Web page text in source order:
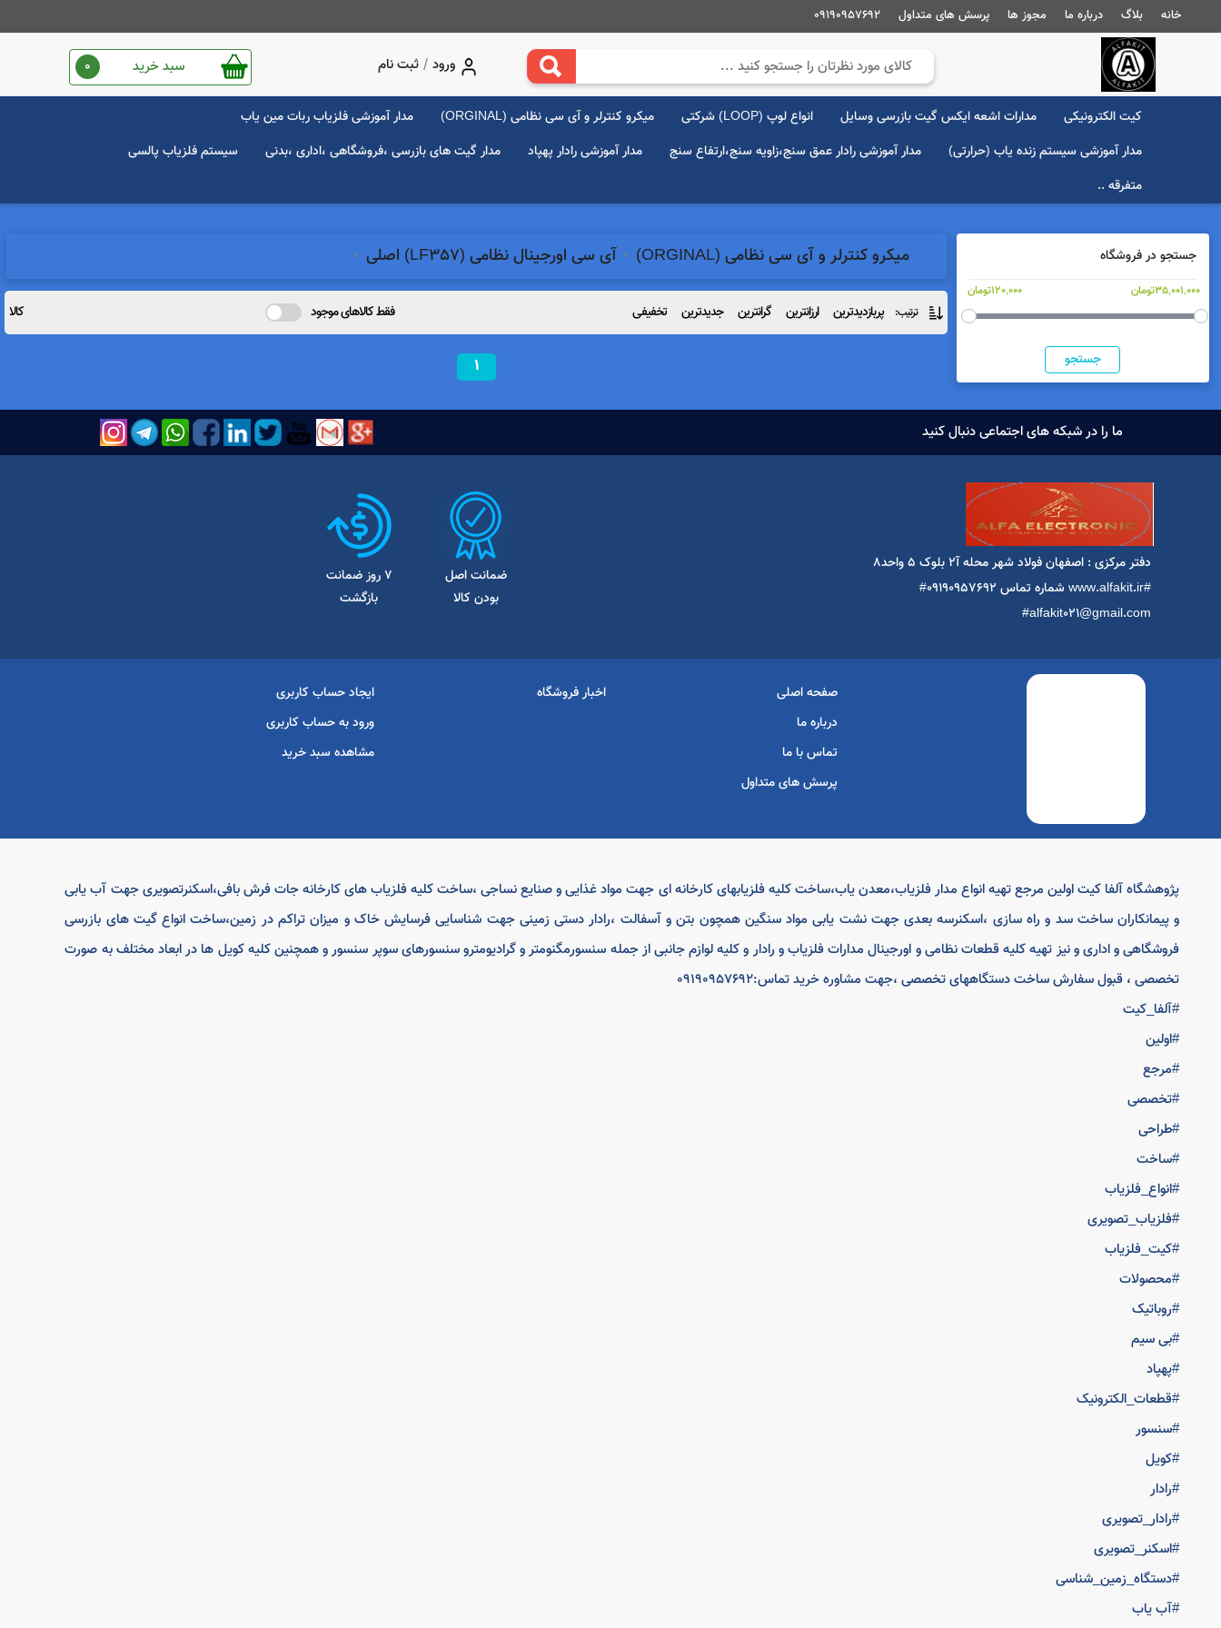
خانه بلاگ درباره ما مجوز ها پرسش های متداول 09190957692
سبد خرید 0 ورود / ثبت نام
کیت الکترونیکی مدارات اشعه ایکس گیت بازرسی وسایل انواع لوپ (LOOP) شرکتی میکرو کنترلر و آی سی نظامی (ORGINAL)
مدار آموزشی فلزیاب ربات مین یاب
مدار آموزشی سیستم زنده یاب (حرارتی)
مدار آموزشی رادار عمق سنج،زاویه سنج،ارتفاع سنج مدار آموزشی رادار پهپاد مدار گیت های بازرسی ،فروشگاهی ،اداری ،بدنی
سیستم فلزیاب پالسی
متفرقه ..
جستجو در فروشگاه
35,001,000تومان 120,000تومان
جستجو
میکرو کنترلر و آی سی نظامی (ORGINAL) آی سی اورجینال نظامی (LF357) اصلی
ترتیب: پربازدیدترین ارزانترین گرانترین جدیدترین تخفیفی فقط کالاهای موجود کالا
1
ما را در شبکه های اجتماعی دنبال کنید
دفتر مرکزی : اصفهان فولاد شهر محله آ2 بلوک ۵ واحد۸
#www.alfakit.ir شماره تماس 09190957692#
alfakit021@gmail.com#
ضمانت اصل
بودن کالا
7 روز ضمانت
بازگشت
صفحه اصلی
درباره ما
تماس با ما
پرسش های متداول
اخبار فروشگاه
ایجاد حساب کاربری
ورود به حساب کاربری
مشاهده سبد خرید
پژوهشگاه آلفا کیت اولین مرجع تهیه انواع مدار فلزیاب،معدن یاب،ساخت کلیه فلزیابهای کارخانه ای جهت مواد غذایی و صنایع نساجی ،ساخت کلیه فلزیاب های کارخانه جات فرش بافی،اسکنرتصویری جهت آب یابی
و پیمانکاران ساخت سد و راه سازی ،اسکنرسه بعدی جهت نشت یابی مواد سنگین همچون بتن و آسفالت ،رادار دستی زمینی جهت شناسایی فرسایش خاک و میزان تراکم در زمین،ساخت انواع گیت های بازرسی
فروشگاهی و اداری و نیز تهیه کلیه قطعات نظامی و اورجینال مدارات فلزیاب و رادار و کلیه لوازم جانبی از جمله سنسورمگنومتر و گرادیومترو سنسورهای سوپر سنسور و همچنین کلیه کویل ها در ابعاد مختلف به صورت
تخصصی ، قبول سفارش ساخت دستگاههای تخصصی ،جهت مشاوره خرید تماس:09190957692
#آلفا_کیت
#اولین
#مرجع
#تخصصی
#طراحی
#ساخت
#انواع_فلزیاب
#فلزیاب_تصویری
#کیت_فلزیاب
#محصولات
#روباتیک
#بی سیم
#پهپاد
#قطعات_الکترونیک
#سنسور
#کویل
#رادار
#رادار_تصویری
#اسکنر_تصویری
#دستگاه_زمین_شناسی
#آب یاب